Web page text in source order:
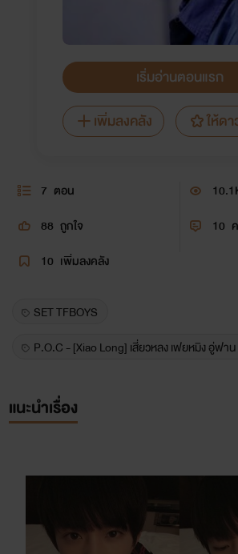
เริ่มอ่านตอนแรก
เพิ่มลงคลัง
ให้ด
7 ตอน
88 ถูกใจ 10
10 เพิ่มลงคลัง
SET TFBOYS
P.O.C - [Xiao Long] เสี่ยวหลง เฟยหมิง อู่ฟา
แนะนำเรื่อง